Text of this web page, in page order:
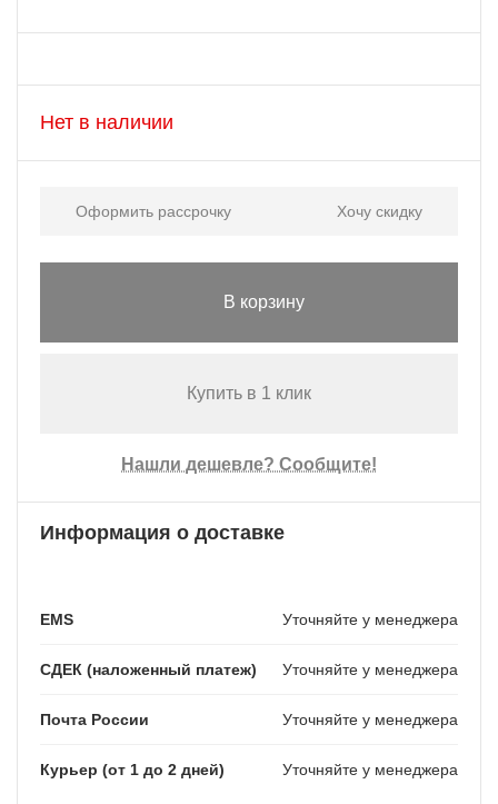
Нет в наличии
Оформить рассрочку Хочу скидку
В корзину
Купить в 1 клик
Нашли дешевле? Сообщите!
Информация о доставке
EMS Уточняйте у менеджера
СДЕК (наложенный платеж) Уточняйте у менеджера
Почта России Уточняйте у менеджера
Курьер (от 1 до 2 дней) Уточняйте у менеджера